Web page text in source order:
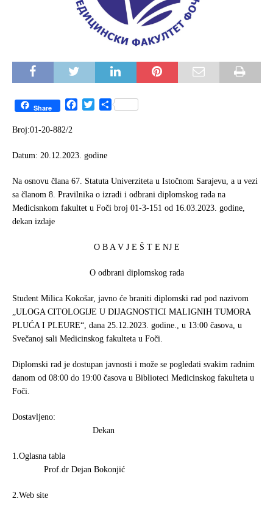
Share
b
o
k
t
r
S
Broj:01-20-882/2
Datum: 20.12.2023. godine
Na osnovu člana 67. Statuta Univerziteta u Istočnom Sarajevu, a u vezi
sa članom 8. Pravilnika o izradi i odbrani diplomskog rada na
Medicisnkom fakultet u Foči broj 01-3-151 od 16.03.2023. godine,
dekan izdaje
O B A V J E Š T E NJ E
O odbrani diplomskog rada
Student Milica Kokošar, javno će braniti diplomski rad pod nazivom
„ULOGA CITOLOGIJE U DIJAGNOSTICI MALIGNIH TUMORA
PLUĆA I PLEURE“, dana 25.12.2023. godine., u 13:00 časova, u
Svečanoj sali Medicinskog fakulteta u Foči.
Diplomski rad je dostupan javnosti i može se pogledati svakim radnim
danom od 08:00 do 19:00 časova u Biblioteci Medicinskog fakulteta u
Foči.
Dostavljeno:
Dekan
1.Oglasna tabla
Prof.dr Dejan Bokonjić
2.Web site